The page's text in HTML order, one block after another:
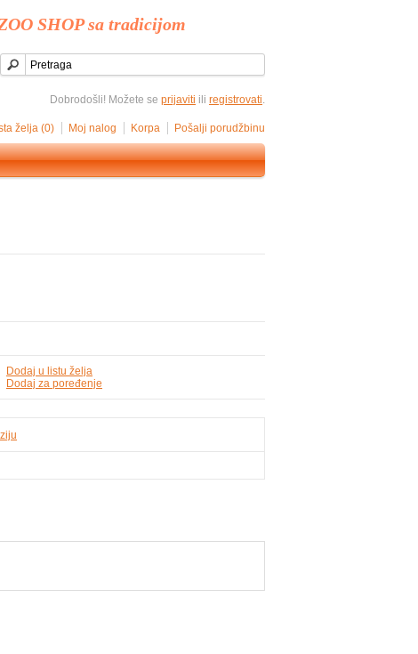
SHOP sa tradicijom
Dobrodošli! Možete se prijaviti ili registrovati.
želja (0) Moj nalog Korpa Pošalji porudžbinu
Dodaj u listu želja
Dodaj za poređenje